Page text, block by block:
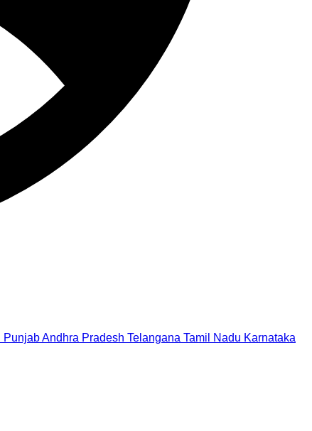
PunjabAndhra Pradesh Telangana Tamil Nadu Karnataka